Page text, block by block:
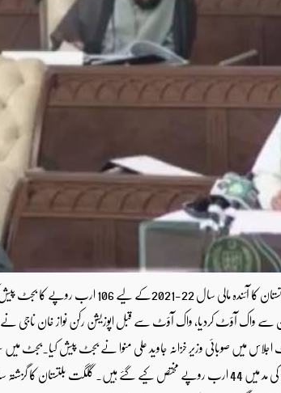
گلگت (ویب ڈیسک) گلگت بلتستان کا آئندہ مالی
واک آؤٹ کردیا، واک آؤٹ سے قبل اپوزیشن رکن نواز خان ناجی نے